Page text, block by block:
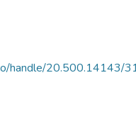
handle/20.500.14143/